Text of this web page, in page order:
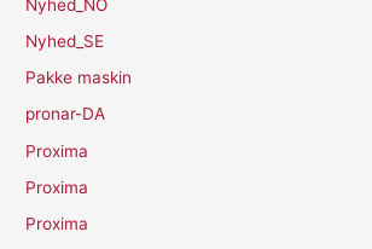
Nyhed_NO
Nyhed_SE
Pakke maskin
pronar-DA
Proxima
Proxima
Proxima